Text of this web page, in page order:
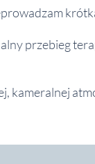
przebieg
kameralnej